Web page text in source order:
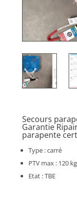
Secours
Garantie
parapente
Type : carré
PTV max : 120 kg
Etat : TBE